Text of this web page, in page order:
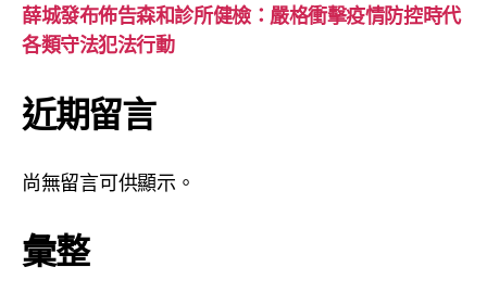
薛城發布佈告森和診所健檢：嚴格衝擊疫情防控時代
各類守法犯法行動
近期留言
尚無留言可供顯示。
彙整